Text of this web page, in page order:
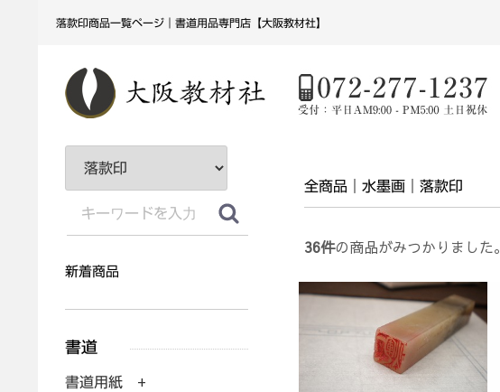
落款印商品一覧ページ｜書道用品専門店【大阪教材社】
全商品 水墨画 落款印
36件の商品がみつかりました。
新着商品
書道用紙 +